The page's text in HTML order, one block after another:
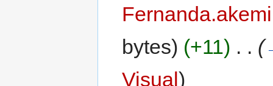
Fernanda.akemi
bytes) (+11) . . (
Visual)